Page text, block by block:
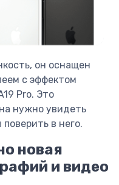
он оснащен
с эффектом
Pro. Это
нужно увидеть
в него.
новая
и видео